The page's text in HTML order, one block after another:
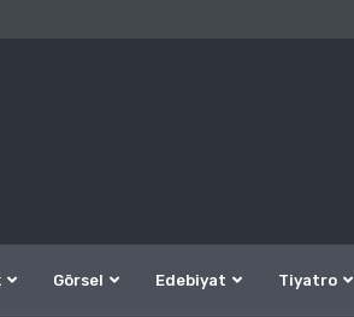
Görsel Edebiyat Tiyatro